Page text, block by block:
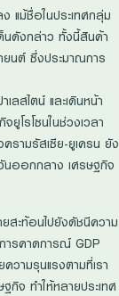
แม้ชื่อในประเทศกลุ่ม
นดังกล่าว ทั้งนี้สินค้า
ยนต์ ซึ่งประมาณการ
สไตน์ และเดินหน้า
โรโซนในช่วงเวลา
รามรัสเซีย-ยูเครน ยัง
นออกกลาง เศรษฐกิจ
สะท้อนไปยังดัชนีความ
ารคาดการณ์ GDP
วามรุนแรงตามที่เรา
กิจ ทำให้หลายประเทศ